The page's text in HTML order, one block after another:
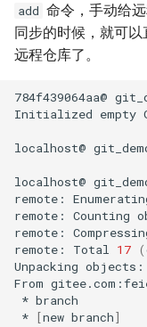
add 命令，手动给
同步的时候，就可
远程仓库了。
784f439064aa@
Initialized empty
localhost@
localhost@
remote:
remote:
Counting
remote:
remote:
Total 17 (
Unpacking objects:
From
* branch
*
[new branch]